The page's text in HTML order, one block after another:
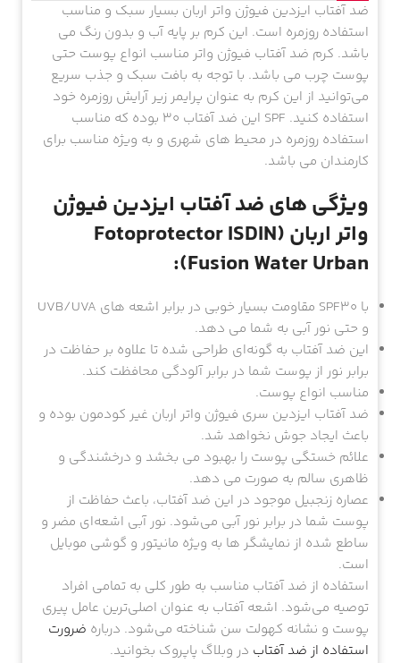
ضد آفتاب ایزدین فیوژن واتر اربان بسیار سبک و مناسب
استفاده روزمره است. این کرم بر پایه آب و بدون رنگ می
باشد. کرم ضد آفتاب فیوژن واتر مناسب انواع پوست حتی
پوست چرب می باشد. با توجه به بافت سبک و جذب سریع
می‌توانید از این کرم به عنوان پرایمر زیر آرایش روزمره خود
استفاده کنید. SPF این ضد آفتاب ۳۰ بوده که مناسب
استفاده روزمره در محیط های شهری و به ویژه مناسب برای
کارمندان می باشد.
ویژگی های ضد آفتاب ایزدین فیوژن
واتر اربان (Fotoprotector ISDIN
Fusion Water Urban):
با SPF30 مقاومت بسیار خوبی در برابر اشعه های UVB/UVA
و حتی نور آبی به شما می دهد.
این ضد آفتاب به گونه‌ای طراحی شده تا علاوه بر حفاظت در
برابر نور از پوست شما در برابر آلودگی محافظت کند.
مناسب انواع پوست.
ضد آفتاب ایزدین سری فیوژن واتر اربان غیر کودمون بوده و
باعث ایجاد جوش نخواهد شد.
علائم خستگی پوست را بهبود می بخشد و درخشندگی و
ظاهری سالم به صورت می دهد.
عصاره زنجبیل موجود در این ضد آفتاب، باعث حفاظت از
پوست شما در برابر نور آبی می‌شود. نور آبی اشعه‌ای مضر و
ساطع شده از نمایشگر ها به ویژه مانیتور و گوشی موبایل
است.
استفاده از ضد آفتاب مناسب به طور کلی به تمامی افراد
توصیه می‌شود. اشعه آفتاب به عنوان اصلی‌ترین عامل پیری
پوست و نشانه کهولت سن شناخته می‌شود. درباره ضرورت
استفاده از ضد آفتاب در وبلاگ پاپروک بخوانید.